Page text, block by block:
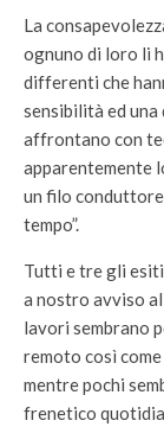
La
ognuno di loro li
differenti che
sensibilità ed
affrontano con
apparentemente
un filo
tempo”.
Tutti e tre gli
a nostro avviso al
lavori sembrano
remoto così
mentre pochi
frenetico